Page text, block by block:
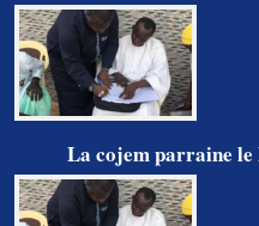
La cojem parraine